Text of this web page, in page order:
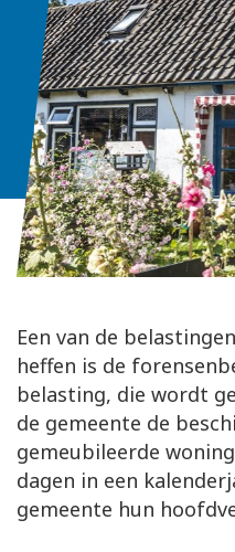
Een van de
heffen is de
belasting, die wordt
de gemeente de
gemeubileerde
dagen in een
gemeente hun